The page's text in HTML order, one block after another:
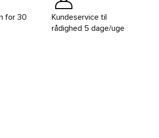
for 30
Kundeservice til
rådighed 5 dage/uge